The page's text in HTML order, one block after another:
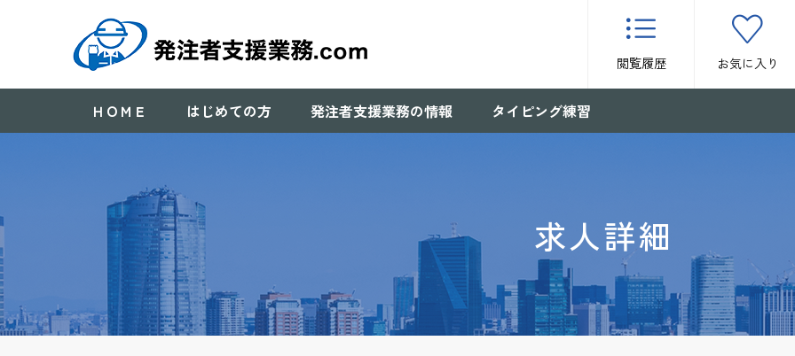
閲覧履歴 お気に入り
ＨＯＭＥ はじめての方 発注者支援業務の情報 タイピング練習
求人詳細